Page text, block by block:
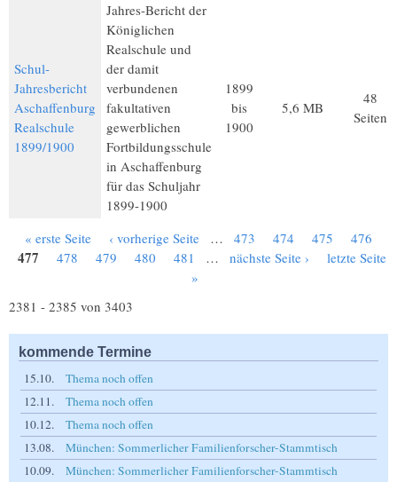
Schul-
Jahresbericht
Aschaffenburg
Realschule
1899/1900
Jahres-Bericht der
Königlichen
Realschule und
der damit
verbundenen
fakultativen
gewerblichen
Fortbildungsschule
in Aschaffenburg
für das Schuljahr
1899-1900
1899
bis
1900
5,6 MB
48
Seiten
Seiten
« erste Seite ‹ vorherige Seite … 473 474 475 476
477 478 479 480 481 … nächste Seite ›
letzte Seite
»
2381 - 2385 von 3403
kommende Termine
15.10.
Thema noch offen
12.11.
Thema noch offen
10.12.
Thema noch offen
13.08.
München: Sommerlicher Familienforscher-Stammtisch
10.09.
München: Sommerlicher Familienforscher-Stammtisch